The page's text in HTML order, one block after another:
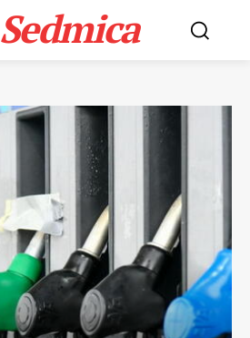
Sedmica